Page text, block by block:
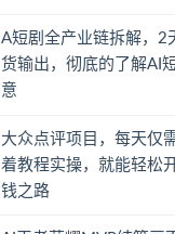
A短剧全产业链拆解，2
货输出，彻底的了解AI
意
大众点评项目，每天仅
着教程实操，就能轻松
钱之路